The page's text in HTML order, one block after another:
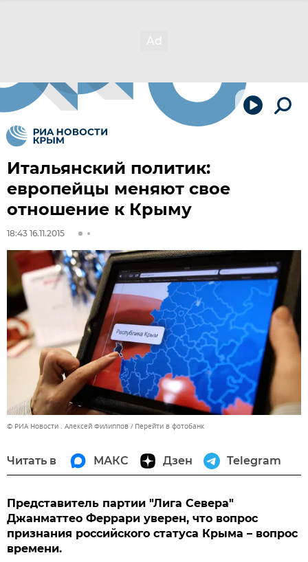
Итальянский политик:
европейцы меняют свое
отношение к Крыму
18:43 16.11.2015
© РИА Новости . Алексей Филиппов Перейти в фотобанк
Читать в МАКС Дзен Telegram
Представитель партии "Лига Севера"
Джанматтео Феррари уверен, что вопрос
признания российского статуса Крыма – вопрос
времени.